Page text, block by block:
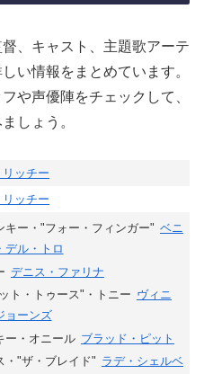
、キャスト、主題歌アーテ
い情報をまとめています。
や声優陣をチェックして、
しょう。
リッチー
リッチー
キー・"フォー・フィンガー" ベニ
デル・トロ
デニス・ファリナ
ト・トゥース"・トニー ヴィニ
ョーンズ
ー・オニール ブラッド・ピット
・"ザ・ブレイド" ラデ・シェルベ